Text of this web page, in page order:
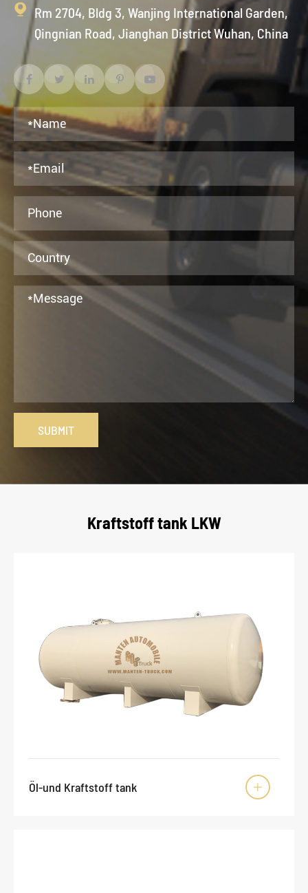

Rm 2704, Bldg 3, Wanjing International Garden,
Qingnian Road, Jianghan District Wuhan, China
SUBMIT
Kraftstoff tank LKW
Öl-und Kraftstoff tank 